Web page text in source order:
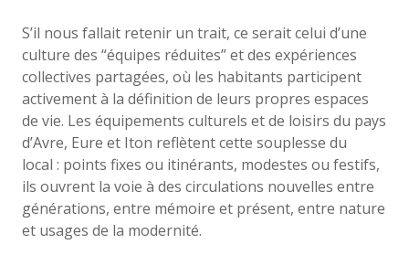
S’il nous fallait retenir un trait, ce serait celui d’une
culture des “équipes réduites” et des expériences
collectives partagées, où les habitants participent
activement à la définition de leurs propres espaces
de vie. Les équipements culturels et de loisirs du pays
d’Avre, Eure et Iton reflètent cette souplesse du
local : points fixes ou itinérants, modestes ou festifs,
ils ouvrent la voie à des circulations nouvelles entre
générations, entre mémoire et présent, entre nature
et usages de la modernité.